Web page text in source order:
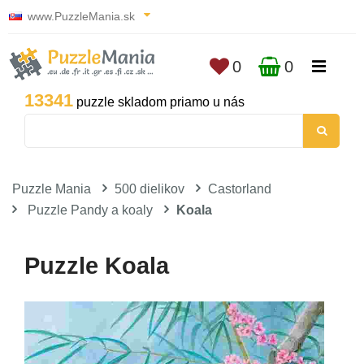
www.PuzzleMania.sk
13341 puzzle skladom priamo u nás
0 0
Puzzle Mania 500 dielikov
Castorland
Puzzle Pandy a koaly
Koala
Puzzle Koala